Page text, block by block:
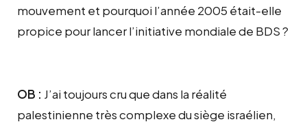
mouvement et pourquoi l’année 2005 était-elle
propice pour lancer l’initiative mondiale de BDS ?
OB : J’ai toujours cru que dans la réalité
palestinienne très complexe du siège israélien,